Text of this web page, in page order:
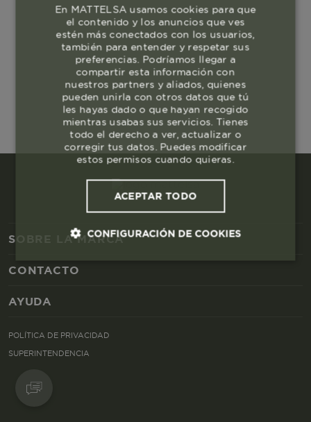
SOBRE LA MARCA
CONTACTO
AYUDA
POLÍTICA DE PRIVACIDAD
SUPERINTENDENCIA
En MATTELSA usamos cookies para que
el contenido y los anuncios que ves
estén más conectados con los usuarios,
también para entender y respetar sus
preferencias. Podríamos llegar a
compartir esta información con
nuestros partners y aliados, quienes
pueden unirla con otros datos que tú
les hayas dado o que hayan recogido
mientras usabas sus servicios. Tienes
todo el derecho a ver, actualizar o
corregir tus datos. Puedes modificar
estos permisos cuando quieras.
ACEPTAR TODO
CONFIGURACIÓN DE COOKIES